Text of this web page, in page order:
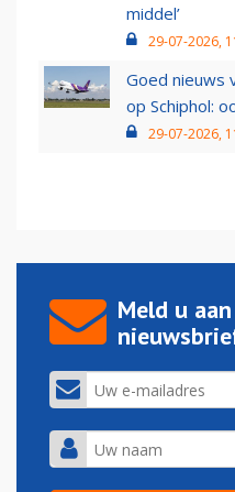
middel’
29-07-2026,
Goed nieuws
op Schiphol:
29-07-2026,
Meld u